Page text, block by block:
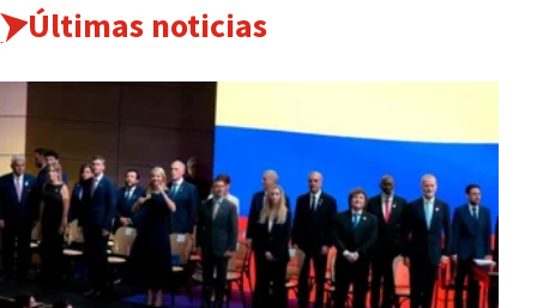
Últimas noticias